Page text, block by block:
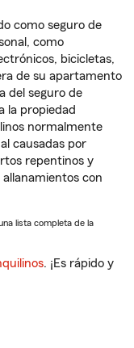
como seguro de
como
bicicletas,
de su apartamento
del seguro de
la propiedad
normalmente
causadas por
repentinos y
con
lista completa de la
. ¡Es rápido y